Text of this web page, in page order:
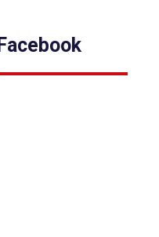
Facebook